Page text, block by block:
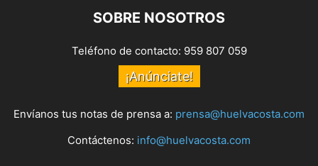
SOBRE NOSOTROS
Teléfono de contacto: 959 807 059
¡Anúnciate!
Envíanos tus notas de prensa a: prensa@huelvacosta.com
Contáctenos: info@huelvacosta.com